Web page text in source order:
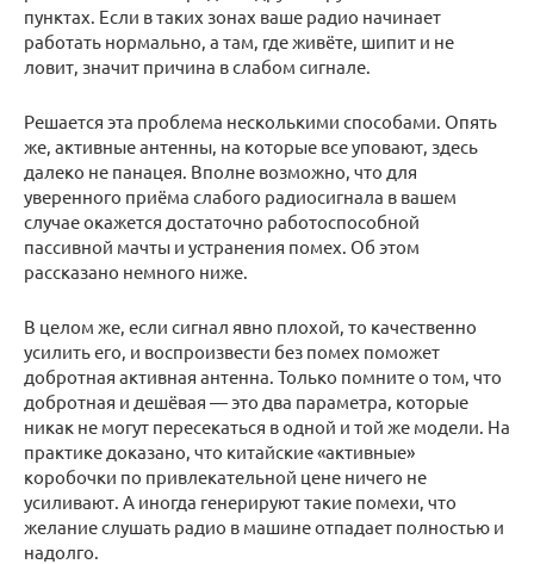
пунктах. Если в таких зонах ваше радио начинает
работать нормально, а там, где живёте, шипит и не
ловит, значит причина в слабом сигнале.
Решается эта проблема несколькими способами. Опять
же, активные антенны, на которые все уповают, здесь
далеко не панацея. Вполне возможно, что для
уверенного приёма слабого радиосигнала в вашем
случае окажется достаточно работоспособной
пассивной мачты и устранения помех. Об этом
рассказано немного ниже.
В целом же, если сигнал явно плохой, то качественно
усилить его, и воспроизвести без помех поможет
добротная активная антенна. Только помните о том, что
добротная и дешёвая — это два параметра, которые
никак не могут пересекаться в одной и той же модели. На
практике доказано, что китайские «активные»
коробочки по привлекательной цене ничего не
усиливают. А иногда генерируют такие помехи, что
желание слушать радио в машине отпадает полностью и
надолго.